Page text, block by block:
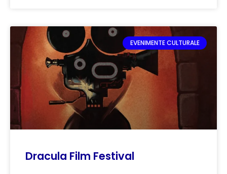
EVENIMENTE CULTURALE
Dracula Film Festival